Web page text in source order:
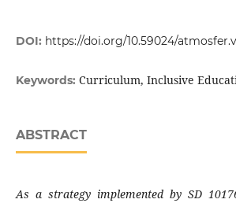
DOI: https://doi.org/10.59024/
Keywords: Curriculum, Inclusive
ABSTRACT
As a strategy implemented by SD